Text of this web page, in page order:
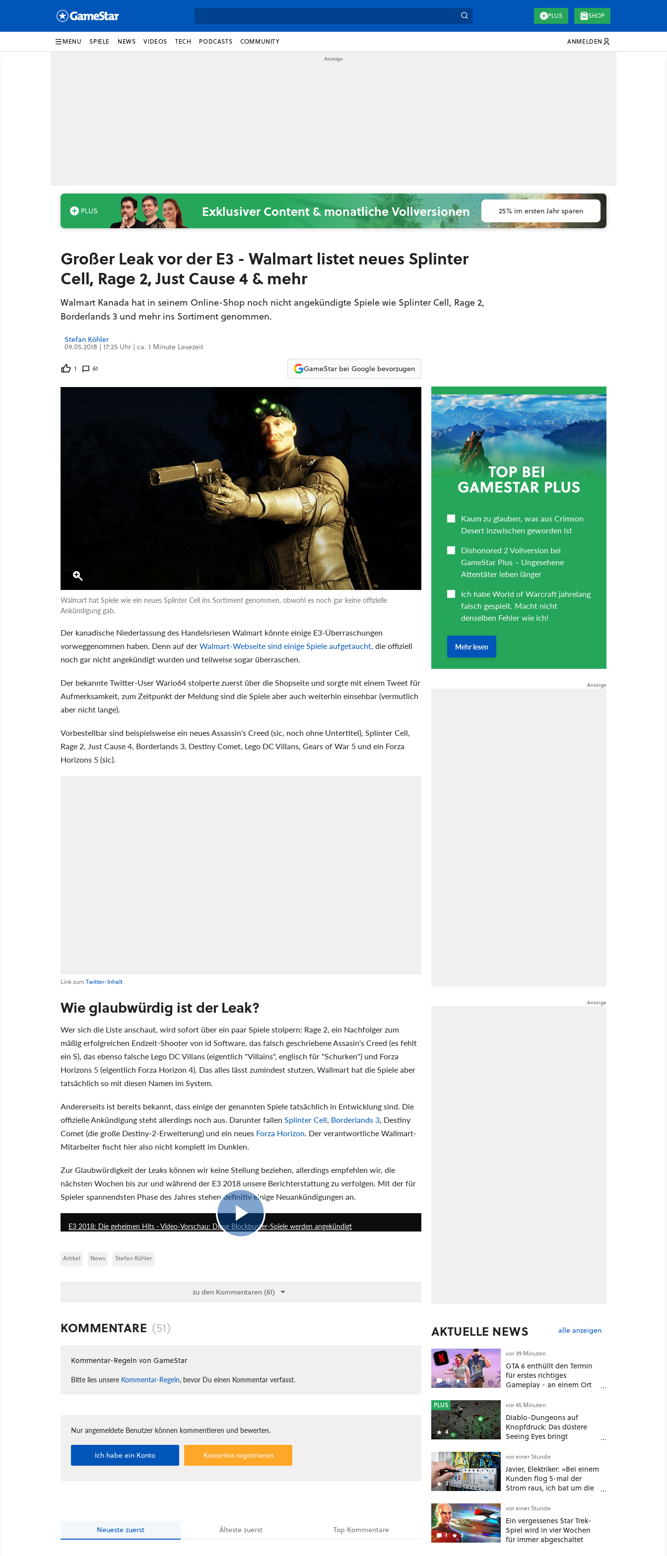
PLUS SHOP
MENU SPIELE NEWS VIDEOS TECH PODCASTS COMMUNITY ANMELDEN
Exklusiver Content & monatliche Vollversionen 25% im ersten Jahr sparen
Großer Leak vor der E3 - Walmart listet neues Splinter
Cell, Rage 2, Just Cause 4 & mehr
Walmart Kanada hat in seinem Online-Shop noch nicht angekündigte Spiele wie Splinter Cell, Rage 2,
Borderlands 3 und mehr ins Sortiment genommen.
Stefan Köhler
09.05.2018 | 17:25 Uhr | ca. 1 Minute Lesezeit
1 61 GameStar bei Google bevorzugen
Walmart hat Spiele wie ein neues Splinter Cell ins Sortiment genommen, obwohl es noch gar keine offizielle
Ankündigung gab.
Der kanadische Niederlassung des Handelsriesen Walmart könnte einige E3-Überraschungen
vorweggenommen haben. Denn auf derWalmart-Webseite sind einige Spiele aufgetaucht, die offiziell
noch gar nicht angekündigt wurden und teilweise sogar überraschen.
Der bekannte Twitter-User Wario64 stolperte zuerst über die Shopseite und sorgte mit einem Tweet für
Aufmerksamkeit, zum Zeitpunkt der Meldung sind die Spiele aber auch weiterhin einsehbar (vermutlich
aber nicht lange).
Vorbestellbar sind beispielsweise ein neues Assassin's Creed (sic, noch ohne Untertitel), Splinter Cell,
Rage 2, Just Cause 4, Borderlands 3, Destiny Comet, Lego DC Villans, Gears of War 5 und ein Forza
Horizons 5 (sic).
Link zum Twitter-Inhalt
Wie glaubwürdig ist der Leak?
Wer sich die Liste anschaut, wird sofort über ein paar Spiele stolpern: Rage 2, ein Nachfolger zum
mäßig erfolgreichen Endzeit-Shooter von id Software, das falsch geschriebene Assasin's Creed (es fehlt
ein S), das ebenso falsche Lego DC Villans (eigentlich "Villains", englisch für "Schurken") und Forza
Horizons 5 (eigentlich Forza Horizon 4). Das alles lässt zumindest stutzen, Wallmart hat die Spiele aber
tatsächlich so mit diesen Namen im System.
Andererseits ist bereits bekannt, dass einige der genannten Spiele tatsächlich in Entwicklung sind. Die
offizielle Ankündigung steht allerdings noch aus. Darunter fallen Splinter Cell, Borderlands 3, Destiny
Comet (die große Destiny-2-Erweiterung) und ein neues Forza Horizon. Der verantwortliche Wallmart-
Mitarbeiter fischt hier also nicht komplett im Dunklen.
Zur Glaubwürdigkeit der Leaks können wir keine Stellung beziehen, allerdings empfehlen wir, die
nächsten Wochen bis zur und während der E3 2018 unsere Berichterstattung zu verfolgen. Mit der für
Spieler spannendsten Phase des Jahres stehen definitiv einige Neuankündigungen an.
E3 2018: Die geheimen Hits - Video-Vorschau: Diese Blockbuster-Spiele werden angekündigt
Artikel News Stefan Köhler
zu den Kommentaren (61)
KOMMENTARE (51)
Kommentar-Regeln von GameStar
Bitte lies unsere Kommentar-Regeln, bevor Du einen Kommentar verfasst.
Nur angemeldete Benutzer können kommentieren und bewerten.
Ich habe ein Konto Kostenlos registrieren
Neueste zuerst Ältestezuerst Top Kommentare
AKTUELLE NEWS alle anzeigen
16 2
vor 39 Minuten
GTA 6 enthüllt den Termin
für erstes richtiges
Gameplay - an einem Ort
gerechnet hatte
4
PLUS vor 45 Minuten
Diablo-Dungeons auf
Knopfdruck: Das düstere
Seeing Eyes bringt
mächtiges Tool, das sogar
D&D-Spieler feuern
3
vor einer Stunde
Javier, Elektriker: »Bei einem
Kunden flog 5-mal der
Strom raus, ich bat um die
dass er je nach Uhrzeit eine
unterschiedliche
vertragliche Leistung hatte«
1 3
vor einer Stunde
Ein vergessenes Star Trek-
Spiel wird in vier Wochen
für immer abgeschaltet